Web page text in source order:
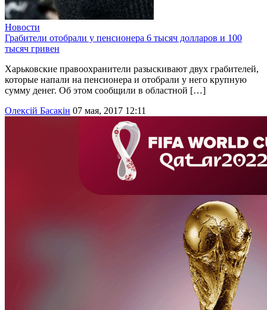
Новости
Грабители отобрали у пенсионера 6 тысяч долларов и 100
тысяч гривен
Харьковские правоохранители разыскивают двух грабителей,
которые напали на пенсионера и отобрали у него крупную
сумму денег. Об этом сообщили в областной […]
Олексій Басакін 07 мая, 2017 12:11